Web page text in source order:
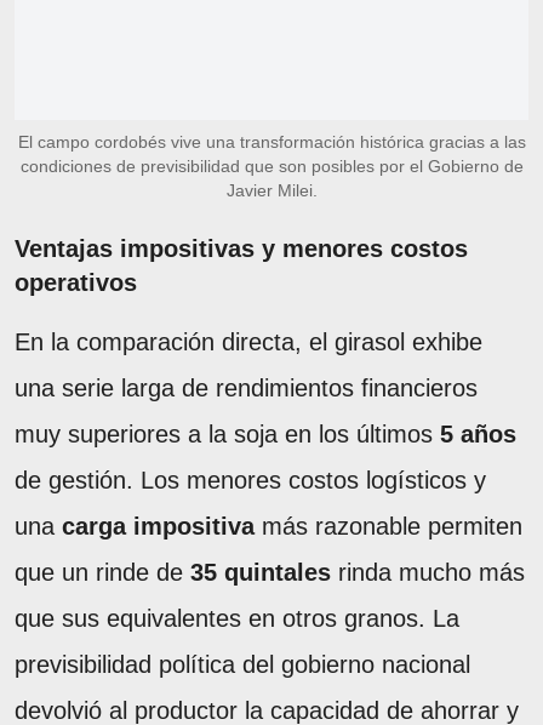
El campo cordobés vive una transformación histórica gracias a las
condiciones de previsibilidad que son posibles por el Gobierno de
Javier Milei.
Ventajas impositivas y menores costos
operativos
En la comparación directa, el girasol exhibe
una serie larga de rendimientos financieros
muy superiores a la soja en los últimos 5 años
de gestión. Los menores costos logísticos y
una carga impositivamás razonable permiten
que un rinde de 35 quintales rinda mucho más
que sus equivalentes en otros granos. La
previsibilidad política del gobierno nacional
devolvió al productor la capacidad de ahorrar y